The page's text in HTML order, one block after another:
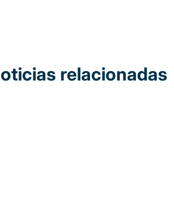
relacionadas